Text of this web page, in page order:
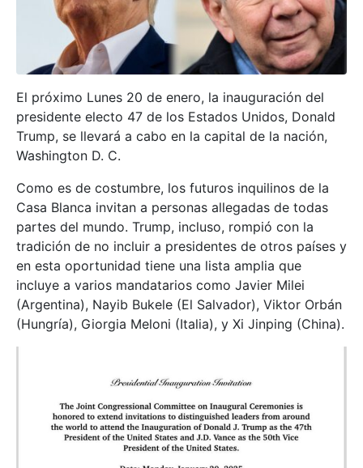
El próximo Lunes 20 de enero, la inauguración del
presidente electo 47 de los Estados Unidos, Donald
Trump, se llevará a cabo en la capital de la nación,
Washington D. C.
Como es de costumbre, los futuros inquilinos de la
Casa Blanca invitan a personas allegadas de todas
partes del mundo. Trump, incluso, rompió con la
tradición de no incluir a presidentes de otros países y
en esta oportunidad tiene una lista amplia que
incluye a varios mandatarios como Javier Milei
(Argentina), Nayib Bukele (El Salvador), Viktor Orbán
(Hungría), Giorgia Meloni (Italia), y Xi Jinping (China).